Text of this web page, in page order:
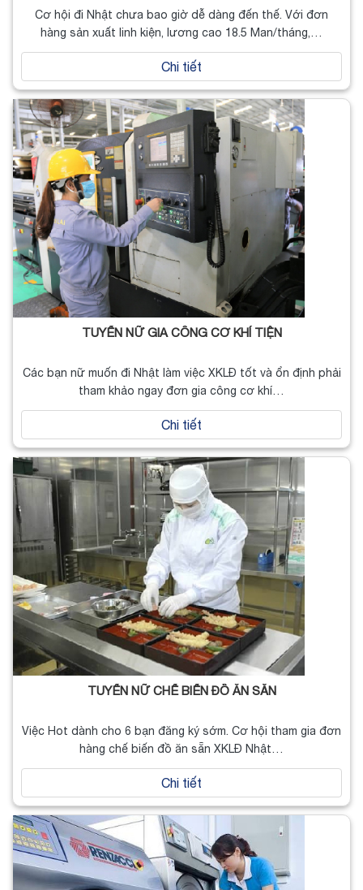
Cơ hội đi Nhật chưa bao giờ dễ dàng đến thế. Với đơn
hàng sản xuất linh kiện, lương cao 18.5 Man/tháng,…
Chi tiết
TUYỂN NỮ GIA CÔNG CƠ KHÍ TIỆN
Các bạn nữ muốn đi Nhật làm việc XKLĐ tốt và ổn định phải
tham khảo ngay đơn gia công cơ khí…
Chi tiết
TUYỂN NỮ CHẾ BIẾN ĐỒ ĂN SẴN
Việc Hot dành cho 6 bạn đăng ký sớm. Cơ hội tham gia đơn
hàng chế biến đồ ăn sẵn XKLĐ Nhật…
Chi tiết